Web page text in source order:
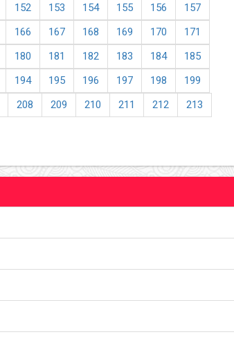
152 153 154 155 156
157
166 167 168 169 170
171
180 181 182 183 184
185
194 195 196 197 198
199
208 209 210 211 212
213